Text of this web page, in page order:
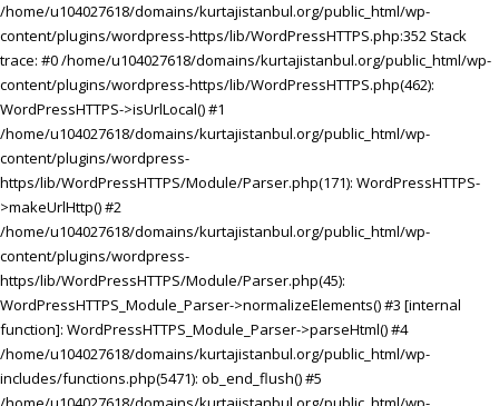
/home/u104027618/domains/kurtajistanbul.org/public_html/wp-
content/plugins/wordpress-https/lib/WordPressHTTPS.php:352 Stack
trace: #0 /home/u104027618/domains/kurtajistanbul.org/public_html/wp-
content/plugins/wordpress-https/lib/WordPressHTTPS.php(462):
WordPressHTTPS->isUrlLocal() #1
/home/u104027618/domains/kurtajistanbul.org/public_html/wp-
content/plugins/wordpress-
https/lib/WordPressHTTPS/Module/Parser.php(171): WordPressHTTPS-
>makeUrlHttp() #2
/home/u104027618/domains/kurtajistanbul.org/public_html/wp-
content/plugins/wordpress-
https/lib/WordPressHTTPS/Module/Parser.php(45):
WordPressHTTPS_Module_Parser->normalizeElements() #3 [internal
function]: WordPressHTTPS_Module_Parser->parseHtml() #4
/home/u104027618/domains/kurtajistanbul.org/public_html/wp-
includes/functions.php(5471): ob_end_flush() #5